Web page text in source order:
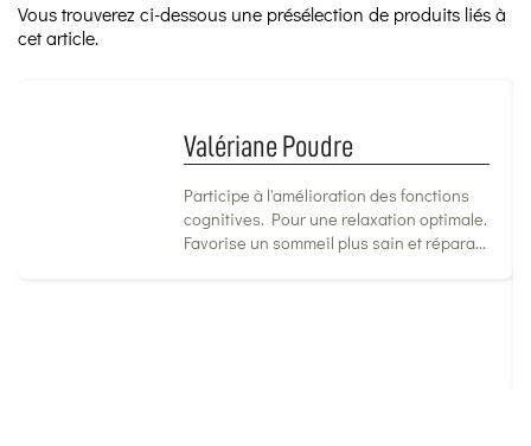
Vous trouverez ci-dessous une présélection de produits liés à
cet article.
Valériane Poudre
Participe à l'amélioration des fonctions
cognitives. Pour une relaxation optimale.
Favorise un sommeil plus sain et répara...